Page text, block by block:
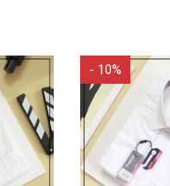
- 10%